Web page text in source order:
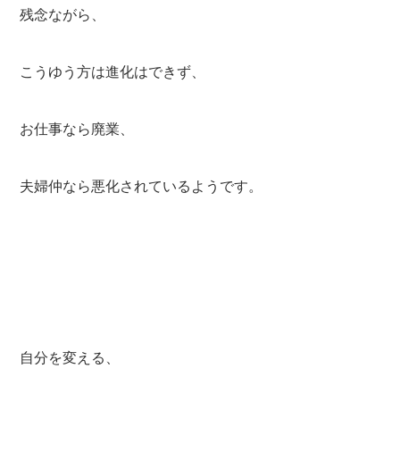
残念ながら、
こうゆう方は進化はできず、
お仕事なら廃業、
夫婦仲なら悪化されているようです。
自分を変える、